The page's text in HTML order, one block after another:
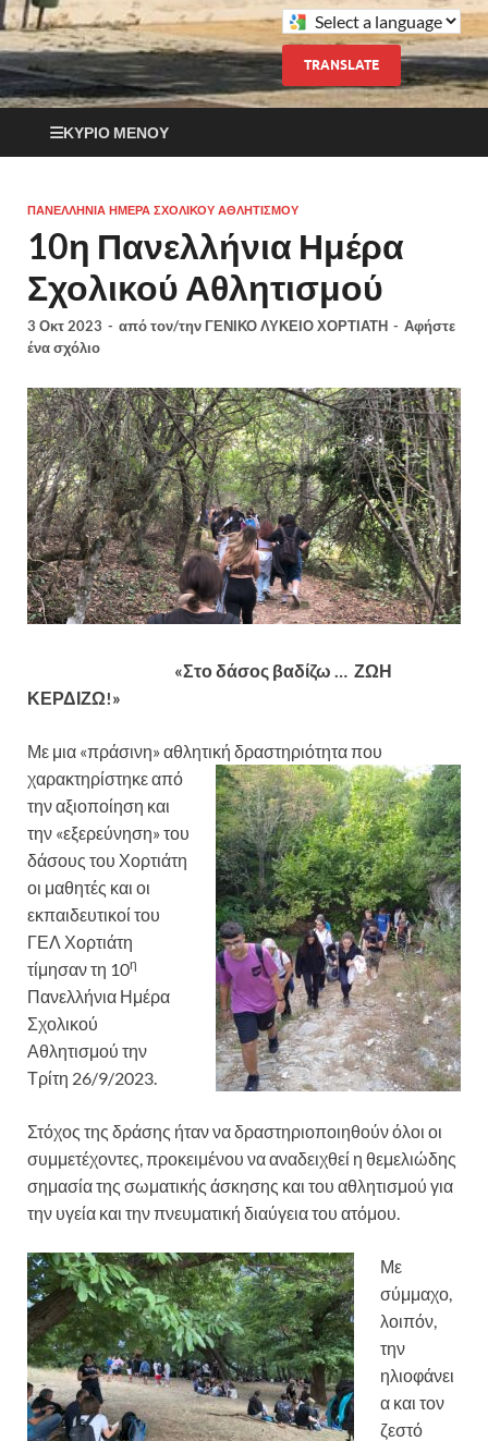
TRANSLATE
ΚΎΡΙΟ ΜΕΝΟΎ
ΠΑΝΕΛΛΉΝΙΑ ΗΜΈΡΑ ΣΧΟΛΙΚΟΎ ΑΘΛΗΤΙΣΜΟΎ
10η Πανελλήνια Ημέρα
Σχολικού Αθλητισμού
3 Οκτ 2023 - από τον/την ΓΕΝΙΚΟ ΛΥΚΕΙΟ ΧΟΡΤΙΑΤΗ - Αφήστε
ένα σχόλιο
«Στο δάσος βαδίζω … ΖΩΗ
ΚΕΡΔΙΖΩ!»
Με μια «πράσινη» αθλητική δραστηριότητα που
χαρακτηρίστηκεαπό
την αξιοποίηση και
την «εξερεύνηση» του
δάσους του Χορτιάτη
οι μαθητές και οι
εκπαιδευτικοί του
ΓΕΛ Χορτιάτη
τίμησαν τη 10η
Πανελλήνια Ημέρα
Σχολικού
Αθλητισμού την
Τρίτη 26/9/2023.
Στόχος της δράσης ήταν να δραστηριοποιηθούν όλοι οι
συμμετέχοντες, προκειμένου να αναδειχθεί η θεμελιώδης
σημασία της σωματικής άσκησης και του αθλητισμού για
την υγεία και την πνευματική διαύγεια του ατόμου.
Με
σύμμαχο,
λοιπόν,
την
ηλιοφάνει
α και τον
ζεστό